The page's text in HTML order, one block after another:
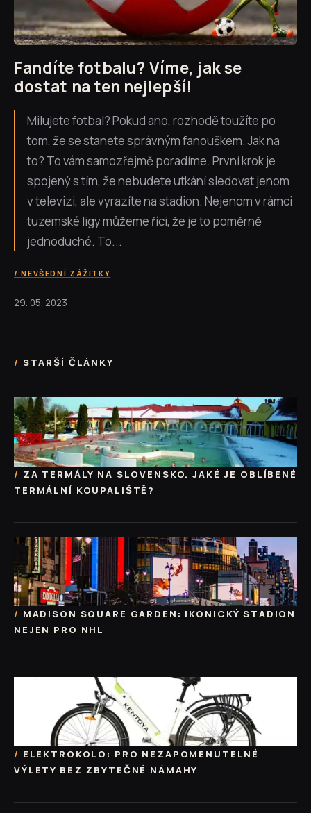
Fandíte fotbalu? Víme, jak se
dostat na ten nejlepší!
Milujete fotbal? Pokud ano, rozhodě toužíte po
tom, že se stanete správným fanouškem. Jak na
to? To vám samozřejmě poradíme. První krok je
spojený s tím, že nebudete utkání sledovat jenom
v televizi, ale vyrazíte na stadion. Nejenom v rámci
tuzemské ligy můžeme říci, že je to poměrně
jednoduché. To...
NEVŠEDNÍ ZÁŽITKY
29. 05. 2023
STARŠÍ ČLÁNKY
ZA TERMÁLY NA SLOVENSKO. JAKÉ JE OBLÍBENÉ
TERMÁLNÍ KOUPALIŠTĚ?
MADISON SQUARE GARDEN: IKONICKÝ STADION
NEJEN PRO NHL
ELEKTROKOLO: PRO NEZAPOMENUTELNÉ
VÝLETY BEZ ZBYTEČNÉ NÁMAHY